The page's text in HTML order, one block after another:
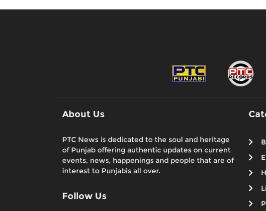
About Us
PTC News is dedicated to the soul and heritage
of Punjab offering authentic updates on current
events, news, happenings and people that are of
interest to Punjabis all over.
Follow Us